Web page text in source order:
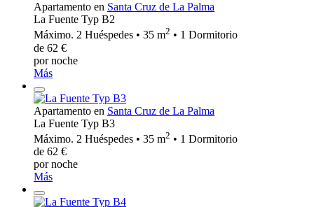
Apartamento en Santa Cruz de La Palma
La Fuente Typ B2
Máximo. 2 Huéspedes • 35 m2 • 1 Dormitorio
de 62 €
por noche
Más
Apartamento en Santa Cruz de La Palma
La Fuente Typ B3
Máximo. 2 Huéspedes • 35 m2 • 1 Dormitorio
de 62 €
por noche
Más